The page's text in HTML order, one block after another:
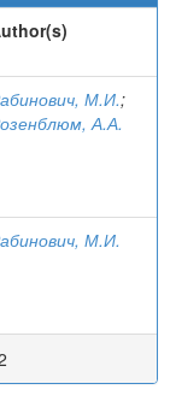
М.И.;
А.А.
М.И.